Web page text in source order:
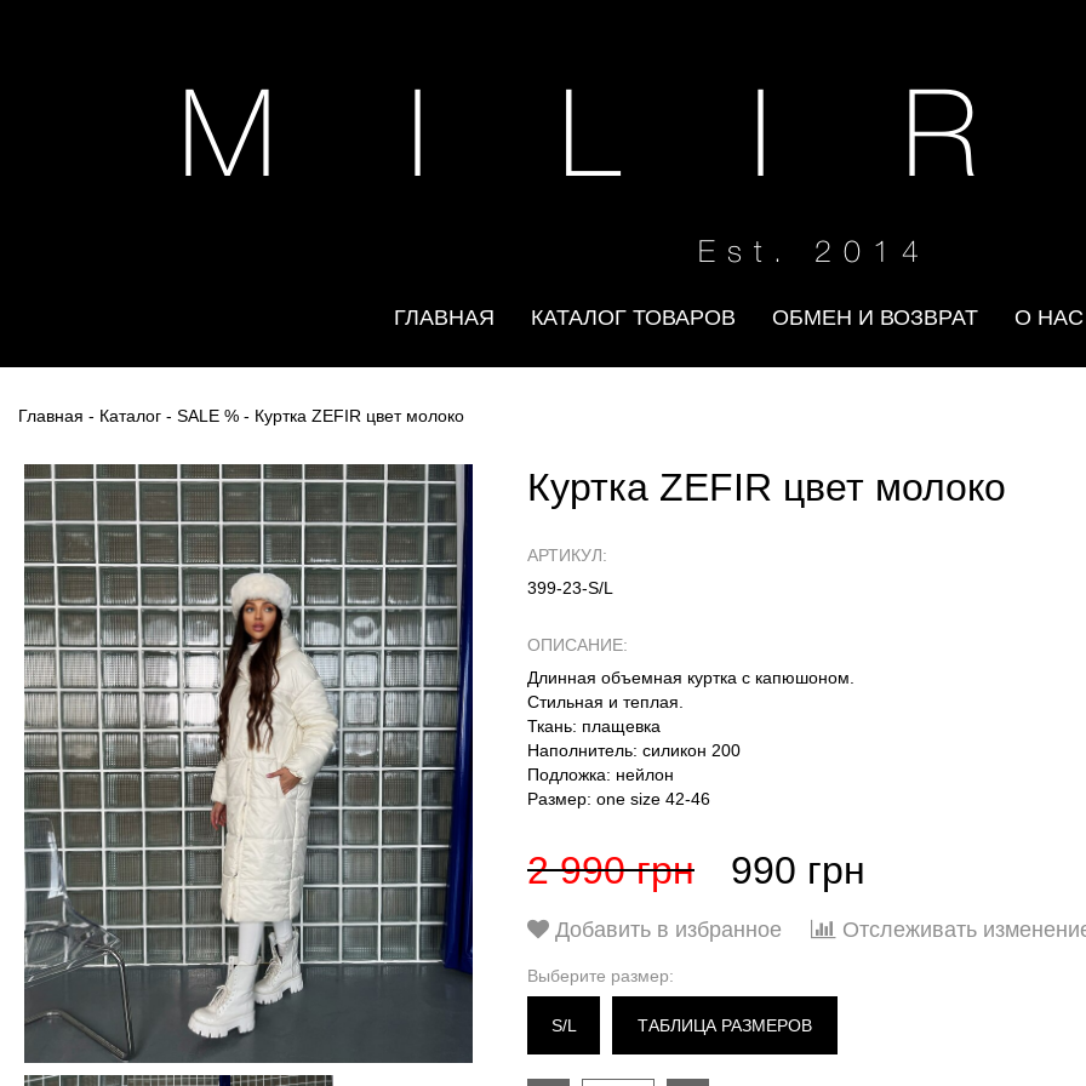
M I L I R
Est. 2014
ГЛАВНАЯ КАТАЛОГ ТОВАРОВ ОБМЕН И ВОЗВРАТ О НАС
Главная - Каталог - SALE % - Куртка ZEFIR цвет молоко
Куртка ZEFIR цвет молоко
АРТИКУЛ:
399-23-S/L
ОПИСАНИЕ:
Длинная объемная куртка с капюшоном.
Стильная и теплая.
Ткань: плащевка
Наполнитель: силикон 200
Подложка: нейлон
Размер: one size 42-46
2 990 грн 990 грн
Добавить в избранное Отслеживать
Выберите размер:
S/L ТАБЛИЦА РАЗМЕРОВ